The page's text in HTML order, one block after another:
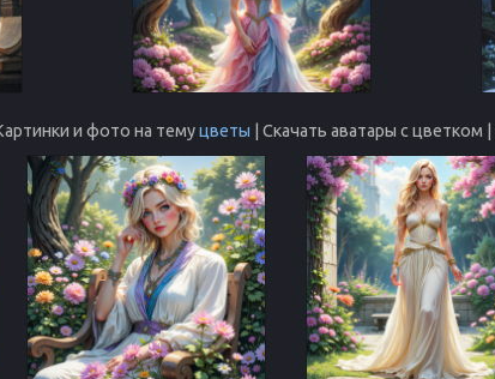
и фото на темуцветы | Скачать аватары с цветком